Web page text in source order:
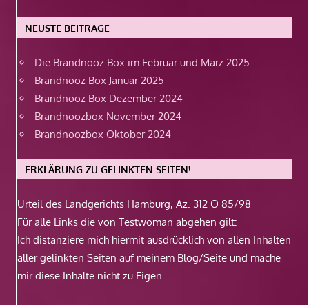
NEUSTE BEITRÄGE
Die Brandnooz Box im Februar und März 2025
Brandnooz Box Januar 2025
Brandnooz Box Dezember 2024
Brandnoozbox November 2024
Brandnoozbox Oktober 2024
ERKLÄRUNG ZU GELINKTEN SEITEN!
Urteil des Landgerichts Hamburg, Az. 312 O 85/98
Für alle Links die von Testwoman abgehen gilt:
Ich distanziere mich hiermit ausdrücklich von allen Inhalten
aller gelinkten Seiten auf meinem Blog/Seite und mache
mir diese Inhalte nicht zu Eigen.